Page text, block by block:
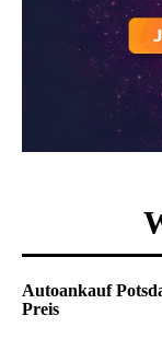
Autoankauf
Preis